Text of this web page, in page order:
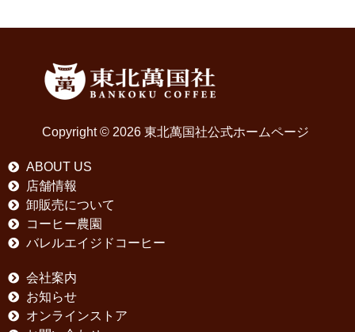
Copyright © 2026 東北萬国社公式ホームページ
ABOUT US
店舗情報
卸販売について
コーヒー農園
バレルエイジドコーヒー
会社案内
お知らせ
オンラインストア